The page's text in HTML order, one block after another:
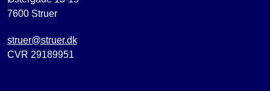
7600 Struer
struer@struer.dk
CVR 29189951